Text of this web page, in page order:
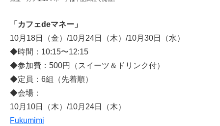
「カフェdeマネー」
10月18日（金）/10月24日（木）/10月30日（水）
◆時間：10:15〜12:15
◆参加費：500円（スイーツ＆ドリンク付）
◆定員：6組（先着順）
◆会場：
10月10日（木）/10月24日（木）
Fukumimi